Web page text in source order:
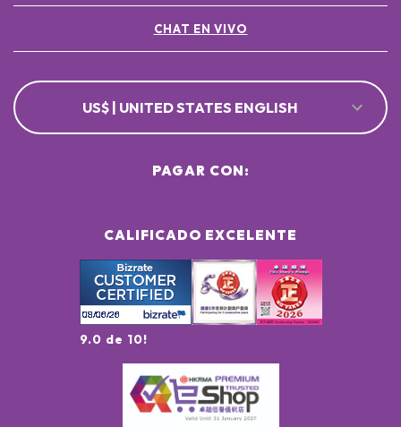
CHAT EN VIVO
US$ | UNITED STATES ENGLISH
CALIFICADO EXCELENTE
9.0 de 10!
PAGAR CON: